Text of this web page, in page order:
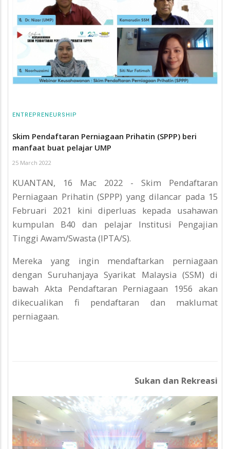
ENTREPRENEURSHIP
Skim Pendaftaran Perniagaan Prihatin (SPPP) beri
manfaat buat pelajar UMP
25 March 2022
KUANTAN, 16 Mac 2022 - Skim Pendaftaran
Perniagaan Prihatin (SPPP) yang dilancar pada 15
Februari 2021 kini diperluas kepada usahawan
kumpulan B40 dan pelajar Institusi Pengajian
Tinggi Awam/Swasta (IPTA/S).
Mereka yang ingin mendaftarkan perniagaan
dengan Suruhanjaya Syarikat Malaysia (SSM) di
bawah Akta Pendaftaran Perniagaan 1956 akan
dikecualikan fi pendaftaran dan maklumat
perniagaan.
Sukan dan Rekreasi